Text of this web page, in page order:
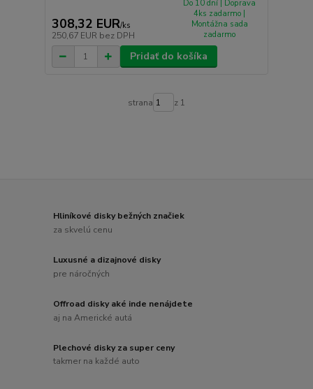
308,32 EUR/ks
250,67 EUR bez DPH
Do 10 dní | Doprava
4ks zadarmo |
Montážna sada
zadarmo
Pridať do košíka
strana z 1
Hliníkové disky bežných značiek
za skvelú cenu
Luxusné a dizajnové disky
pre náročných
Offroad disky aké inde nenájdete
aj na Americké autá
Plechové disky za super ceny
takmer na každé auto